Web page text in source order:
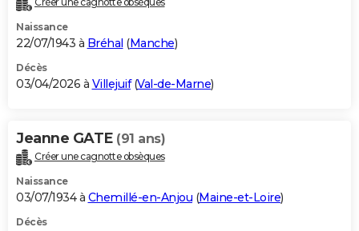
Naissance
22/07/1943 à Bréhal (Manche)
Décès
03/04/2026 à Villejuif(Val-de-Marne)
Jeanne GATE (91 ans)
Créer une cagnotte obsèques
Naissance
03/07/1934 à Chemillé-en-Anjou (Maine-et-Loire)
Décès